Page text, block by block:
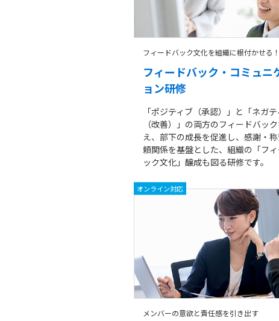
フィードバック文化を組織に根付かせる！
フィードバック・コミュニ
ョン研修
「ポジティブ（承認）」と「ネガ
（改善）」の両方のフィードバッ
え、部下の成長を促進し、感謝・
頼関係を基盤とした、組織の「フ
ック文化」醸成も図る研修です。
オンライン対応
メンバーの意欲と責任感を引き出す